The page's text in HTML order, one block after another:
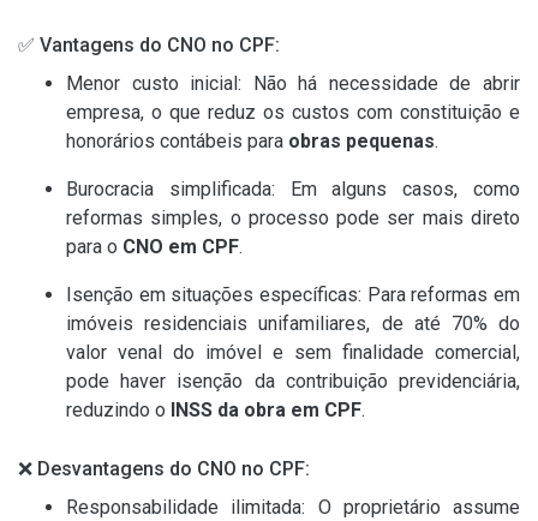
✅ Vantagens do CNO no CPF:
Menor custo inicial: Não há necessidade de abrir
empresa, o que reduz os custos com constituição e
honorários contábeis para obras pequenas.
Burocracia simplificada: Em alguns casos, como
reformas simples, o processo pode ser mais direto
para o CNO em CPF.
Isenção em situações específicas: Para reformas em
imóveis residenciais unifamiliares, de até 70% do
valor venal do imóvel e sem finalidade comercial,
pode haver isenção da contribuição previdenciária,
reduzindo o
INSS da obra em CPF.
❌ Desvantagens do CNO no CPF:
Responsabilidade ilimitada: O proprietário assume